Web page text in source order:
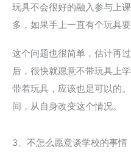
玩具不会很好的融入参与上
多，如果手上一直有个玩具
这个问题也很简单，估计再
后，很快就愿意不带玩具上
带着玩具，应该也是可以的
间，从自身改变这个情况。
3、不怎么愿意谈学校的事情